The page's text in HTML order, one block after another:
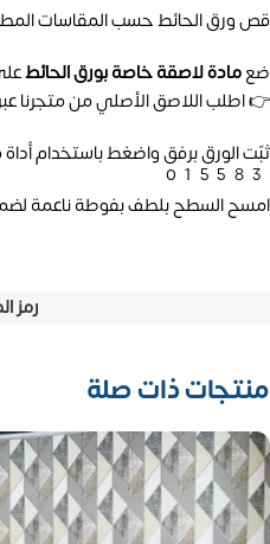
قص ورق الحائط حسب المقاسات
ضعمادة لاصقة خاصة بورق الحائط
👉 اطلب اللاصق الأصلي من متجرنا عبر
ثبّت الورق برفق واضغط باستخدام
امسح السطح بلطف بفوطة ناعمة
رمز
منتجات ذات صلة